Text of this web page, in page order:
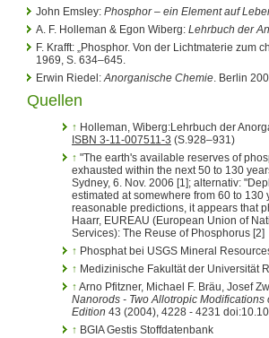
John Emsley: Phosphor – ein Element auf
A. F. Holleman & Egon Wiberg: Lehrbuch der
F. Krafft: „Phosphor. Von der Lichtmaterie zum
1969, S. 634–645.
Erwin Riedel:Anorganische Chemie. Berlin
Quellen
↑ Holleman, Wiberg:Lehrbuch der
ISBN 3-11-007511-3 (S.928–931)
↑ "The earth's available reserves of
exhausted within the next 50 to 130
Sydney, 6. Nov. 2006 [1]; alternativ:
estimated at somewhere from 60 to
reasonable predictions, it appears that
Haarr, EUREAU (European Union of
Services): The Reuse of Phosphorus [2]
↑ Phosphat bei USGS Mineral
↑ Medizinische Fakultät der Universität
↑ Arno Pfitzner, Michael F. Bräu, Josef
Nanorods - Two Allotropic
Edition 43 (2004), 4228 - 4231
↑ BGIA Gestis Stoffdatenbank